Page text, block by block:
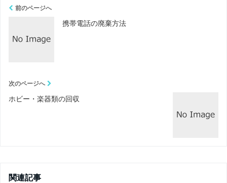
前のページへ
携帯電話の廃棄方法
次のページへ
ホビー・楽器類の回収
関連記事